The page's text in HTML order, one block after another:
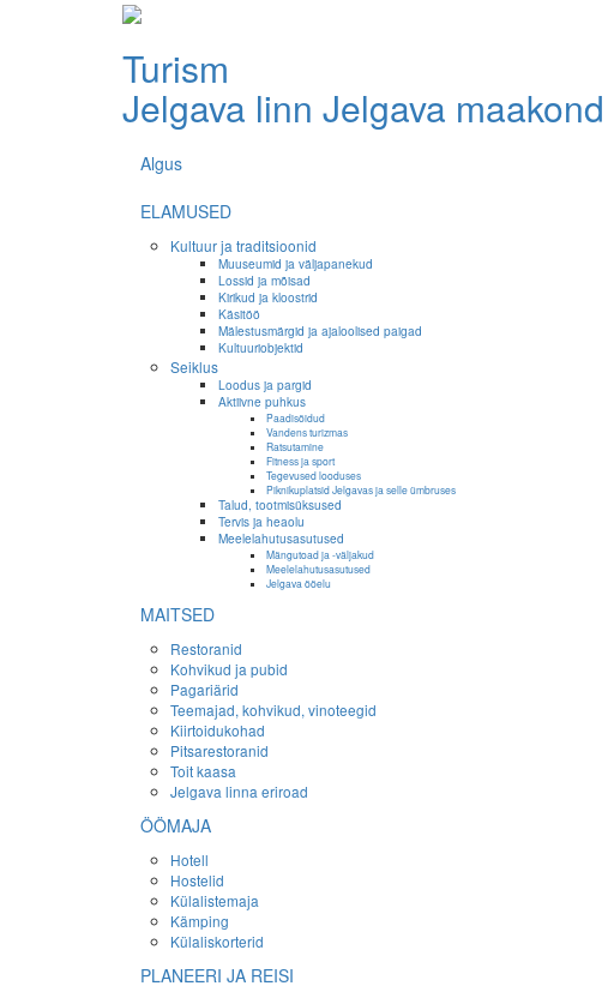
Turism
Jelgava linn Jelgava maakond
Algus
ELAMUSED
Kultuur ja traditsioonid
Muuseumid ja väljapanekud
Lossid ja mõisad
Kirikud ja kloostrid
Käsitöö
Mälestusmärgid ja ajaloolised paigad
Kultuuriobjektid
Seiklus
Loodus ja pargid
Aktiivne puhkus
Paadisõidud
Vandens turizmas
Ratsutamine
Fitness ja sport
Tegevused looduses
Piknikuplatsid Jelgavas ja selle ümbruses
Talud, tootmisüksused
Tervis ja heaolu
Meelelahutusasutused
Mängutoad ja -väljakud
Meelelahutusasutused
Jelgava ööelu
MAITSED
Restoranid
Kohvikud ja pubid
Pagariärid
Teemajad, kohvikud, vinoteegid
Kiirtoidukohad
Pitsarestoranid
Toit kaasa
Jelgava linna eriroad
ÖÖMAJA
Hotell
Hostelid
Külalistemaja
Kämping
Külaliskorterid
PLANEERI JA REISI